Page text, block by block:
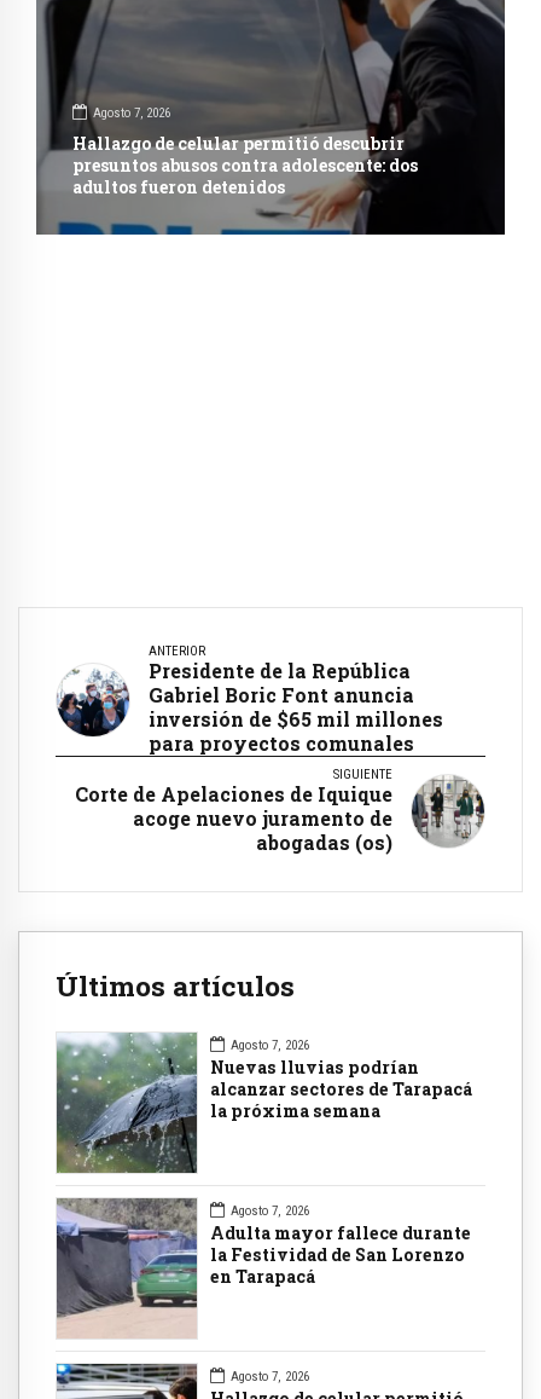
Agosto 7, 2026
Hallazgo de celular permitió descubrir
presuntos abusos contra adolescente: dos
adultos fueron detenidos
ANTERIOR
Presidente de la República
Gabriel Boric Font anuncia
inversión de $65 mil millones
para proyectos comunales
SIGUIENTE
Corte de Apelaciones de Iquique
acoge nuevo juramento de
abogadas (os)
Últimos artículos
Agosto 7, 2026
Nuevas lluvias podrían
alcanzar sectores de Tarapacá
la próxima semana
Agosto 7, 2026
Adulta mayor fallece durante
la Festividad de San Lorenzo
en Tarapacá
Agosto 7, 2026